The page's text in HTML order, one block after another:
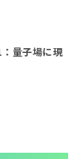
量子場に現